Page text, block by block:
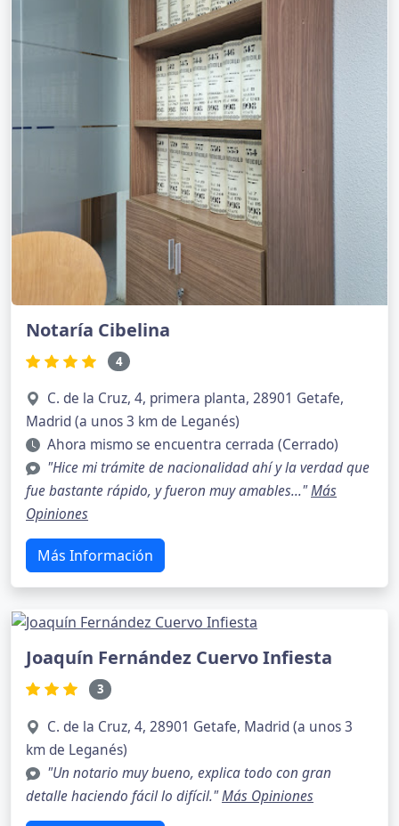
Notaría Cibelina
4
C. de la Cruz, 4, primera planta, 28901 Getafe,
Madrid (a unos 3 km de Leganés)
Ahora mismo se encuentra cerrada (Cerrado)
"Hice mi trámite de nacionalidad ahí y la verdad que
fue bastante rápido, y fueron muy amables..."Más
Opiniones
Más Información
Joaquín Fernández Cuervo Infiesta
3
C. de la Cruz, 4, 28901 Getafe, Madrid (a unos 3
km de Leganés)
"Un notario muy bueno, explica todo con gran
detalle haciendo fácil lo difícil."Más Opiniones